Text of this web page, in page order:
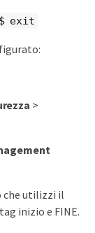
$ exit
>
che utilizzi il
inizio e FINE.